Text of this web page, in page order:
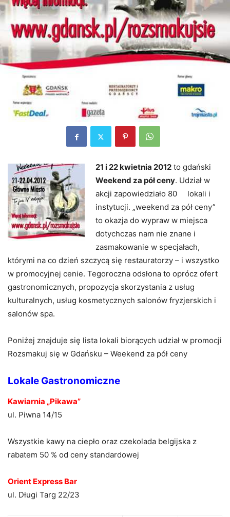
21 i 22 kwietnia 2012 to gdański
Weekend za pół ceny. Udział w
akcji zapowiedziało 80 lokali i
instytucji. „weekend za pół ceny”
to okazja do wypraw w miejsca
dotychczas nam nie znane i
zasmakowanie w specjałach,
którymi na co dzień szczycą się restauratorzy – i wszystko
w promocyjnej cenie. Tegoroczna odsłona to oprócz ofert
gastronomicznych, propozycja skorzystania z usług
kulturalnych, usług kosmetycznych salonów fryzjerskich i
salonów spa.
Poniżej znajduje się lista lokali biorących udział w promocji
Rozsmakuj się w Gdańsku – Weekend za pół ceny
Lokale Gastronomiczne
Kawiarnia „Pikawa”
ul. Piwna 14/15
Wszystkie kawy na ciepło oraz czekolada belgijska z
rabatem 50 % od ceny standardowej
Orient Express Bar
ul. Długi Targ 22/23